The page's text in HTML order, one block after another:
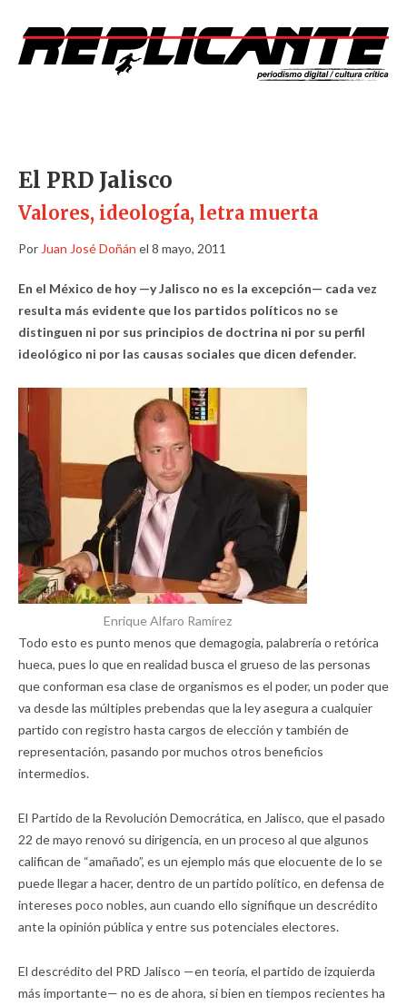
El PRD Jalisco
Valores, ideología, letra muerta
Por Juan José Doñán el 8 mayo, 2011
En el México de hoy —y Jalisco no es la excepción— cada vez
resulta más evidente que los partidos políticos no se
distinguen ni por sus principios de doctrina ni por su perfil
ideológico ni por las causas sociales que dicen defender.
Enrique Alfaro Ramírez
Todo esto es punto menos que demagogia, palabrería o retórica
hueca, pues lo que en realidad busca el grueso de las personas
que conforman esa clase de organismos es el poder, un poder que
va desde las múltiples prebendas que la ley asegura a cualquier
partido con registro hasta cargos de elección y también de
representación, pasando por muchos otros beneficios
intermedios.
El Partido de la Revolución Democrática, en Jalisco, que el pasado
22 de mayo renovó su dirigencia, en un proceso al que algunos
califican de “amañado”, es un ejemplo más que elocuente de lo se
puede llegar a hacer, dentro de un partido político, en defensa de
intereses poco nobles, aun cuando ello signifique un descrédito
ante la opinión pública y entre sus potenciales electores.
El descrédito del PRD Jalisco —en teoría, el partido de izquierda
más importante— no es de ahora, si bien en tiempos recientes ha